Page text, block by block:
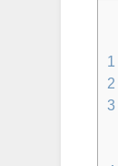
1
2
3